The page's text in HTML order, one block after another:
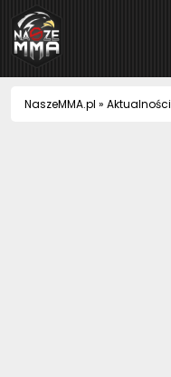
NaszeMMA
NaszeMMA.pl » Aktualności